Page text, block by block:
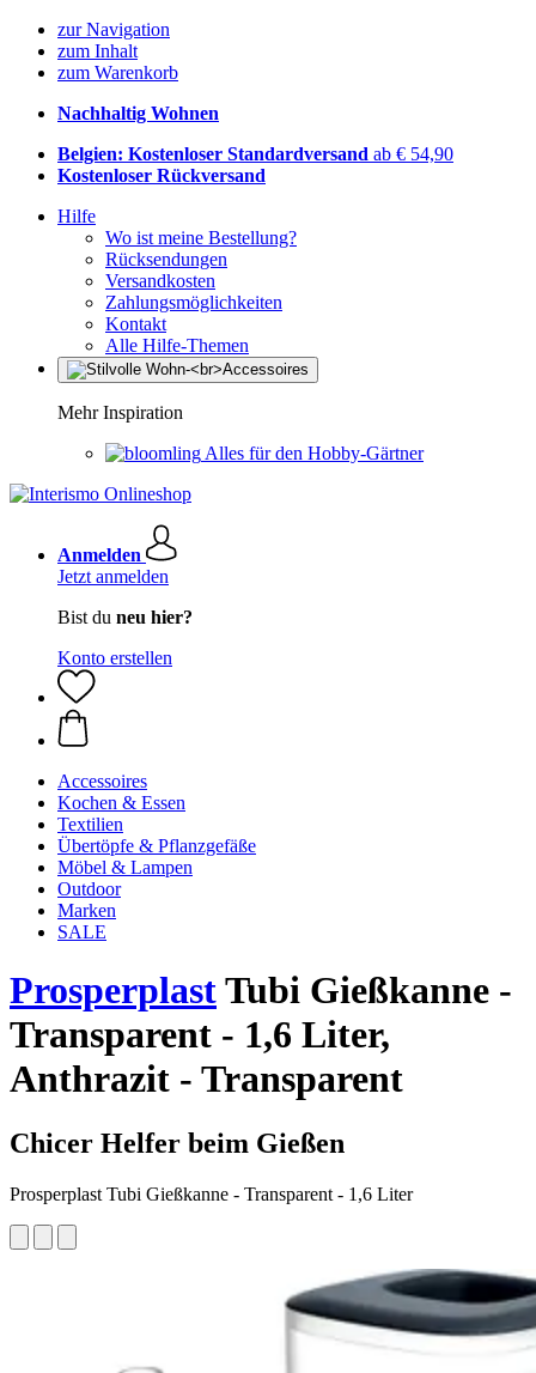
zur Navigation
zum Inhalt
zum Warenkorb
Nachhaltig Wohnen
Belgien: Kostenloser Standardversand ab € 54,90
Kostenloser Rückversand
Hilfe
Wo ist meine Bestellung?
Rücksendungen
Versandkosten
Zahlungsmöglichkeiten
Kontakt
Alle Hilfe-Themen
Mehr Inspiration
Alles für den Hobby-Gärtner
Anmelden
Jetzt anmelden
Bist du neu hier?
Konto erstellen
Accessoires
Kochen & Essen
Textilien
Übertöpfe & Pflanzgefäße
Möbel & Lampen
Outdoor
Marken
SALE
ProsperplastTubi Gießkanne -
Transparent - 1,6 Liter,
Anthrazit - Transparent
Chicer Helfer beim Gießen
Prosperplast Tubi Gießkanne - Transparent - 1,6 Liter